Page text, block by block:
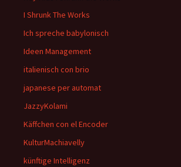
I Shrunk The Works
Ich spreche babylonisch
Ideen Management
italienisch con brio
japanese per automat
JazzyKolami
Käffchen con el Encoder
KulturMachiavelly
künftige Intelligenz